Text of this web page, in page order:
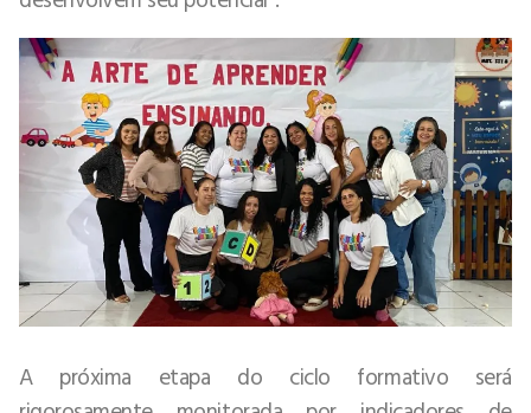
A próxima etapa do ciclo formativo será